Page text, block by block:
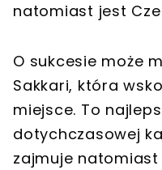
natomiast jest
O sukcesie może
Sakkari, która
miejsce. To
dotychczasowej
zajmuje